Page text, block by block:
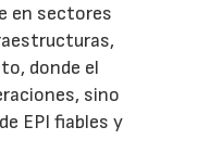
en sectores
donde el
sino
EPI fiables y